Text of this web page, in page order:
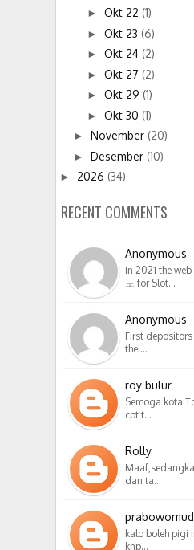
► Okt 22 (1)
► Okt 23 (6)
► Okt 24 (2)
► Okt 27 (2)
► Okt 29 (1)
► Okt 30 (1)
► November (20)
► Desember (10)
► 2026 (34)
RECENT COMMENTS
Anonymous
In 2021 the
노 for Slot…
Anonymous
First
thei…
roy bulur
Semoga kota
cpt t…
Rolly
dan ta…
kalo boleh pigi
knp…